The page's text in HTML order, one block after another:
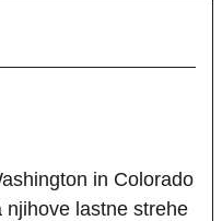
in Colorado
lastne strehe